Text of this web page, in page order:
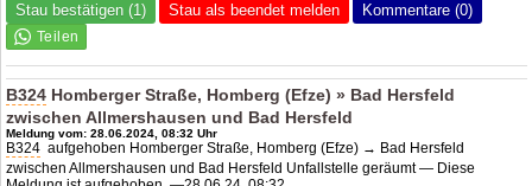
Stau bestätigen (1) Stau als beendet melden Kommentare (0)
B324 Homberger Straße, Homberg (Efze) » Bad Hersfeld
zwischen Allmershausen und Bad Hersfeld
Meldung vom: 28.06.2024, 08:32 Uhr
B324 aufgehoben Homberger Straße, Homberg (Efze) → Bad Hersfeld
zwischen Allmershausen und Bad Hersfeld Unfallstelle geräumt — Diese